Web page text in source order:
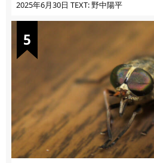
に!?
2025年6月30日 TEXT: 野中陽平